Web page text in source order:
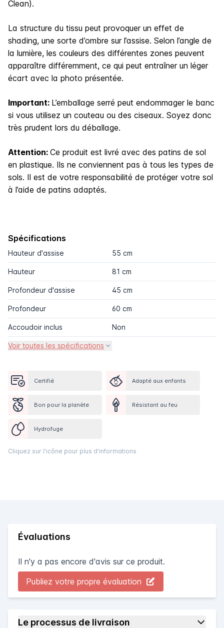
Clean).
La structure du tissu peut provoquer un effet de
shading, une sorte d’ombre sur l’assise. Selon l’angle de
la lumière, les couleurs des différentes zones peuvent
apparaître différemment, ce qui peut entraîner un léger
écart avec la photo présentée.
Important: L’emballage serré peut endommager le banc
si vous utilisez un couteau ou des ciseaux. Soyez donc
très prudent lors du déballage.
Attention: Ce produit est livré avec des patins de sol
en plastique. Ils ne conviennent pas à tous les types de
sols. Il est de votre responsabilité de protéger votre sol
à l’aide de patins adaptés.
Spécifications
Hauteur d'assise 55 cm
Hauteur 81 cm
Profondeur d'assise 45 cm
Profondeur 60 cm
Accoudoir inclus Non
Voir toutes les spécifications
Certifié Adapté aux enfants
Bon pour la planète Résistant au feu
Hydrofuge
Cliquez sur l'icône pour plus d'informations
Évaluations
Il n'y a pas encore d'avis sur ce produit.
Publiez votre propre évaluation
Le processus de livraison